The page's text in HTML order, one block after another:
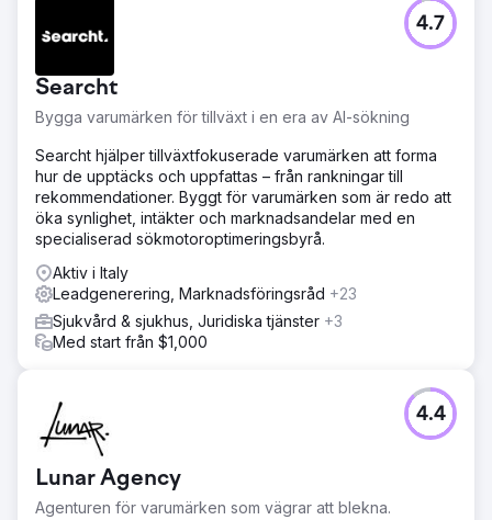
Så snabbt som två månader senare hade vi – med samma
annonsbudget – uppnått 38 % fler konverteringar och
inledde samarbetet med Froda har utmaningen inte
minskat, snarare tvärtom. Efter ett och ett halvt år
tillsammans är vi stolta över att ha femdubblat antalet
Gå till byråsida
Searcht
Bygga varumärken för tillväxt i en era av AI-sökning
4.7
Searcht hjälper tillväxtfokuserade varumärken att forma
hur de upptäcks och uppfattas – från rankningar till
rekommendationer. Byggt för varumärken som är redo att
öka synlighet, intäkter och marknadsandelar med en
specialiserad sökmotoroptimeringsbyrå.
Aktiv i Italy
Leadgenerering, Marknadsföringsråd +23
Sjukvård & sjukhus, Juridiska tjänster +3
Med start från $1,000
Lunar Agency
Agenturen för varumärken som vägrar att blekna.
4.4